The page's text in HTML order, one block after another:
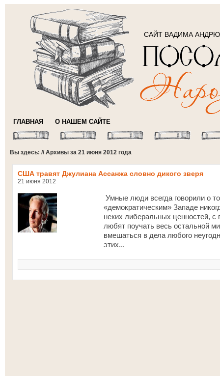
САЙТ ВАДИМА
ГЛАВНАЯ О НАШЕМ САЙТЕ
Вы здесь: // Архивы за 21 июня 2012 года
США травят Джулиана Ассанжа словно дикого зверя
21 июня 2012
Умные люди всегда говорили о
«демократическим» Западе
неких либеральных ценностей,
любят поучать весь остальной
вмешаться в дела любого
этих...